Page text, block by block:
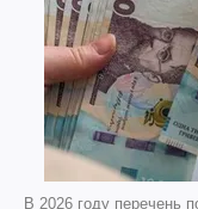
В 2026 году перечень